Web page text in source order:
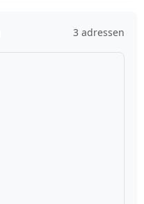
3 adressen